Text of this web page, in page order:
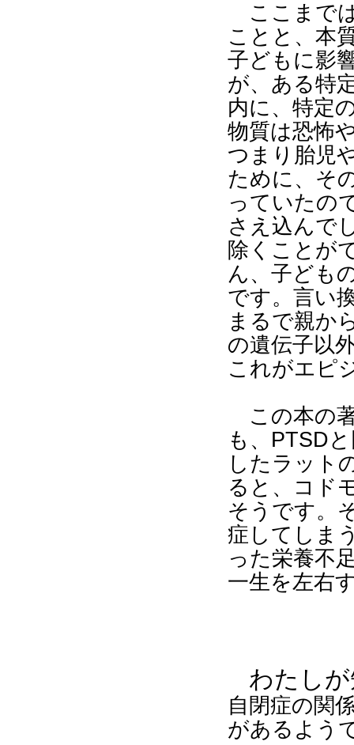
ここまで
ことと、本
子どもに影
が、ある特
内に、特定
物質は恐怖
つまり胎児
ために、そ
っていたの
さえ込んで
除くことが
ん、子ども
です。言い
まるで親か
の遺伝子以
これがエピ
この本の
も、 PTSD
したラット
ると、コド
そうです。
症してしま
った栄養不
一生を左右
わたし
自閉症の関
があるよう